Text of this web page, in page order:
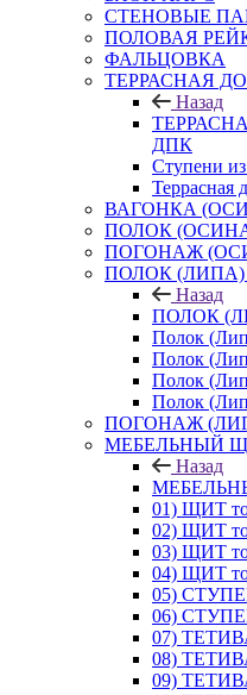
СТЕНОВЫЕ
ПОЛОВАЯ
ФАЛЬЦОВКА
ТЕРРАСНАЯ
Назад
ДПК
Ступени
Террасная
ВАГОНКА
ПОЛОК
ПОГОНАЖ
ПОЛОК (ЛИПА)
Назад
ПОЛОК
Полок
Полок
Полок
Полок
ПОГОНАЖ
МЕБЕЛЬНЫЙ
Назад
01) ЩИТ
02) ЩИТ
03) ЩИТ
04) ЩИТ
05)
06)
07)
08)
09)